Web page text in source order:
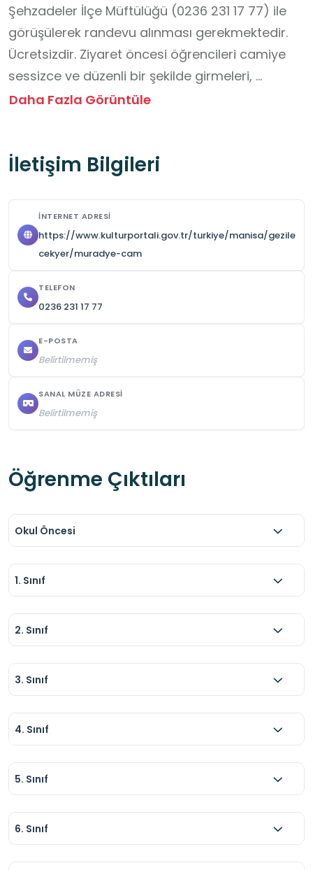
Şehzadeler İlçe Müftülüğü (0236 231 17 77) ile
görüşülerek randevu alınması gerekmektedir.
Ücretsizdir. Ziyaret öncesi öğrencileri camiye
sessizce ve düzenli bir şekilde girmeleri,
ayakkabılarını çıkarıp düzenli şekilde
konuşmamaları, bilgilendirme yapan kişiyi
dokunurken dikkatli ve özenli olmaları, çöplerini
dışarıdaki kutulara atmaları, camiyi temiz
konusunda bilgilendiriniz.
Daha Fazla Görüntüle
İletişim Bilgileri
İNTERNET ADRESI
https://www.kulturportali.gov.tr/turkiye/manisa/gezile
cekyer/muradye-cam
TELEFON
0236 231 17 77
E-POSTA
Belirtilmemiş
SANAL MÜZE ADRESI
Belirtilmemiş
Öğrenme Çıktıları
Okul Öncesi
1. Sınıf
2. Sınıf
3. Sınıf
4. Sınıf
5. Sınıf
6. Sınıf